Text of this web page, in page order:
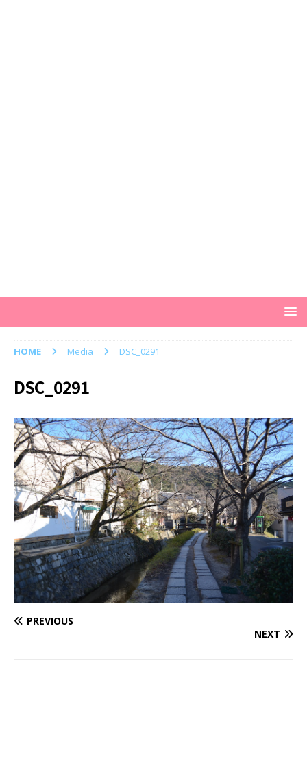
HOME Media DSC_0291
DSC_0291
PREVIOUS
NEXT